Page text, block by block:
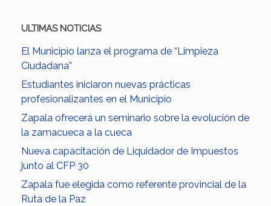
ULTIMAS NOTICIAS
El Municipio lanza el programa de “Limpieza
Ciudadana”
Estudiantes iniciaron nuevas prácticas
profesionalizantes en el Municipio
Zapala ofrecerá un seminario sobre la evolución de
la zamacueca a la cueca
Nueva capacitación de Liquidador de Impuestos
junto al CFP 30
Zapala fue elegida como referente provincial de la
Ruta de la Paz